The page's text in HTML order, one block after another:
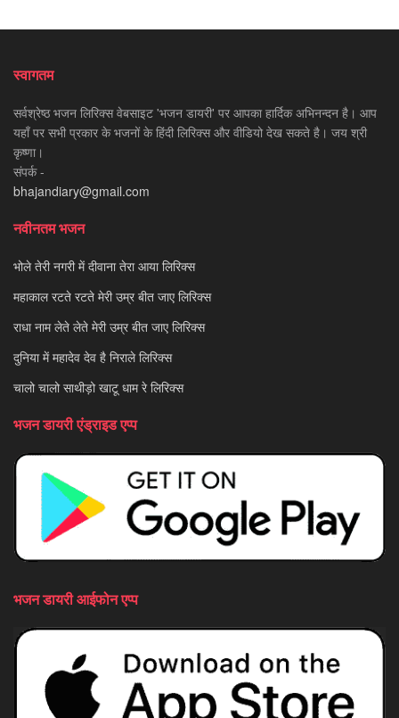
स्वागतम
सर्वश्रेष्ठ भजन लिरिक्स वेबसाइट 'भजन डायरी' पर आपका हार्दिक अभिनन्दन है। आप
यहाँ पर सभी प्रकार के भजनों के हिंदी लिरिक्स और वीडियो देख सकते है। जय श्री
कृष्णा।
संपर्क -
bhajandiary@gmail.com
नवीनतम भजन
भोले तेरी नगरी में दीवाना तेरा आया लिरिक्स
महाकाल रटते रटते मेरी उम्र बीत जाए लिरिक्स
राधा नाम लेते लेते मेरी उम्र बीत जाए लिरिक्स
दुनिया में महादेव देव है निराले लिरिक्स
चालो चालो साथीड़ो खाटू धाम रे लिरिक्स
भजन डायरी एंड्राइड एप्प
भजन डायरी आईफोन एप्प